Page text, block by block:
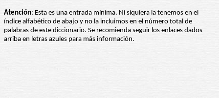
Atención: Esta es una entrada mínima. Ni siquiera la tenemos en el
índice alfabético de abajo y no la incluimos en el número total de
palabras de este diccionario. Se recomienda seguir los enlaces dados
arriba en letras azules para más información.